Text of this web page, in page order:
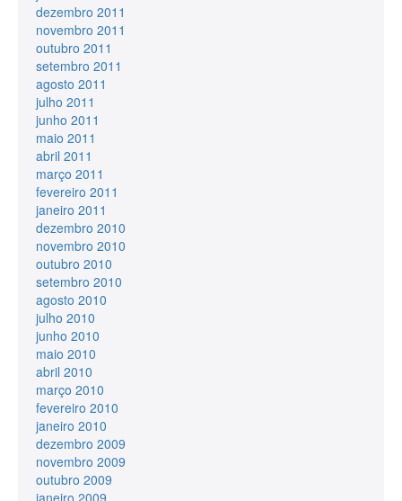
dezembro 2011
novembro 2011
outubro 2011
setembro 2011
agosto 2011
julho 2011
junho 2011
maio 2011
abril 2011
março 2011
fevereiro 2011
janeiro 2011
dezembro 2010
novembro 2010
outubro 2010
setembro 2010
agosto 2010
julho 2010
junho 2010
maio 2010
abril 2010
março 2010
fevereiro 2010
janeiro 2010
dezembro 2009
novembro 2009
outubro 2009
janeiro 2009